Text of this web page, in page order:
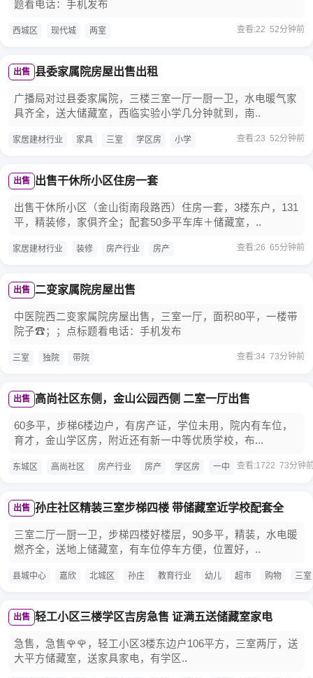
题看电话：手机发布
西城区 现代城 两室 查看:22 52分钟前
出售 县委家属院房屋出售出租
广播局对过县委家属院，三楼三室一厅一厨一卫，水电暖气家
具齐全，送大储藏室，西临实验小学几分钟就到，南..
家居建材行业 家具 三室 学区房 小学 查看:23 52分钟前
出售 出售干休所小区住房一套
出售干休所小区（金山街南段路西）住房一套，3楼东户，131
平，精装修，家俱齐全；配套50多平车库＋储藏室，..
家居建材行业 装修 房产行业 房产 查看:26 65分钟前
出售 二变家属院房屋出售
中医院西二变家属院房屋出售，三室一厅，面积80平，一楼带
院子☎；️；点标题看电话：手机发布
三室 独院 带院 查看:34 73分钟前
出售 高尚社区东侧，金山公园西侧 二室一厅出售
60多平，步梯6楼边户，有房产证，学位未用，院内有车位，
育才，金山学区房，附近还有新一中等优质学校，布...
东城区 高尚社区 房产行业 房产 学区房 一中 查看:1722 73分钟
出售 孙庄社区精装三室步梯四楼 带储藏室近学校配套全
三室二厅一厨一卫，步梯四楼好楼层，90多平，精装，水电暖
燃齐全，送地上储藏室，有车位停车方便，位置好，..
县城中心 嘉欣 北城区 孙庄 教育行业 幼儿 超市 购物 三室
出售 轻工小区三楼学区吉房急售 证满五送储藏室家电
急售，急售🌹🌹，轻工小区3楼东边户106平方，三室两厅，送
大平方储藏室，送家具家电，有学区..